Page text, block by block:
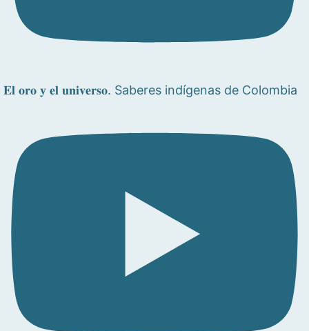
𝐄𝐥 𝐨𝐫𝐨 𝐲 𝐞𝐥 𝐮𝐧𝐢𝐯𝐞𝐫𝐬𝐨. Saberes indígenas de Colombia